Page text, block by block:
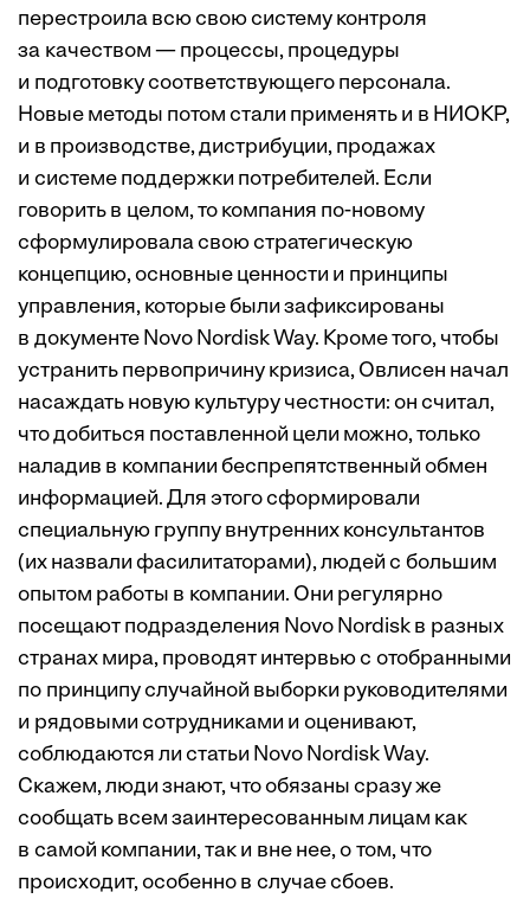
перестроила всю свою систему контроля
за качеством — процессы, процедуры
и подготовку соответствующего персонала.
Новые методы потом стали применять и в НИОКР,
и в производстве, дистрибуции, продажах
и системе поддержки потребителей. Если
говорить в целом, то компания по-новому
сформулировала свою стратегическую
концепцию, основные ценности и принципы
управления, которые были зафиксированы
в документе Novo Nordisk Way. Кроме того, чтобы
устранить первопричину кризиса, Овлисен начал
насаждать новую культуру честности: он считал,
что добиться поставленной цели можно, только
наладив в компании беспрепятственный обмен
информацией. Для этого сформировали
специальную группу внутренних консультантов
(их назвали фасилитаторами), людей с большим
опытом работы в компании. Они регулярно
посещают подразделения Novo Nordisk в разных
странах мира, проводят интервью с отобранными
по принципу случайной выборки руководителями
и рядовыми сотрудниками и оценивают,
соблюдаются ли статьи Novo Nordisk Way.
Скажем, люди знают, что обязаны сразу же
сообщать всем заинтересованным лицам как
в самой компании, так и вне нее, о том, что
происходит, особенно в случае ­сбоев.